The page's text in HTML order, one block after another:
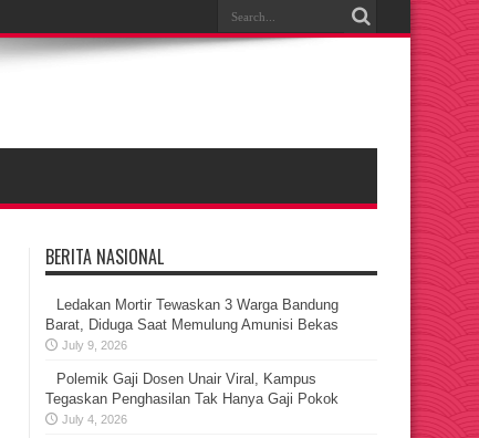
BERITA NASIONAL
Ledakan Mortir Tewaskan 3 Warga Bandung
Barat, Diduga Saat Memulung Amunisi Bekas
July 9, 2026
Polemik Gaji Dosen Unair Viral, Kampus
Tegaskan Penghasilan Tak Hanya Gaji Pokok
July 4, 2026